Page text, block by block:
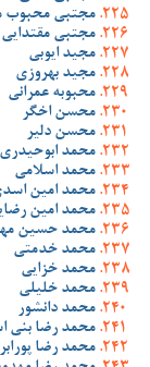
مجتبی محبوب
مجتبی مقتدایی
مجید ایوبی
مجید بهروزی
محبوبه عمرانی
محسن اخگر
محسن دلیر
محمد ابوحیدری
محمد اسلامی
محمد امین
محمد امین
محمد حسین
محمد خدمتی
محمد خزایی
محمد خلیلی
محمد دانشور
محمد رضا بنی
محمد رضا